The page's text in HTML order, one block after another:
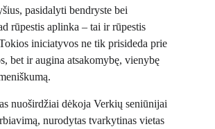
pasidalyti bendryste bei
rūpestis aplinka – tai ir rūpestis
iniciatyvos ne tik prisideda prie
bet ir augina atsakomybę, vienybę
nuoširdžiai dėkoja Verkių seniūnijai
nurodytas tvarkytinas vietas